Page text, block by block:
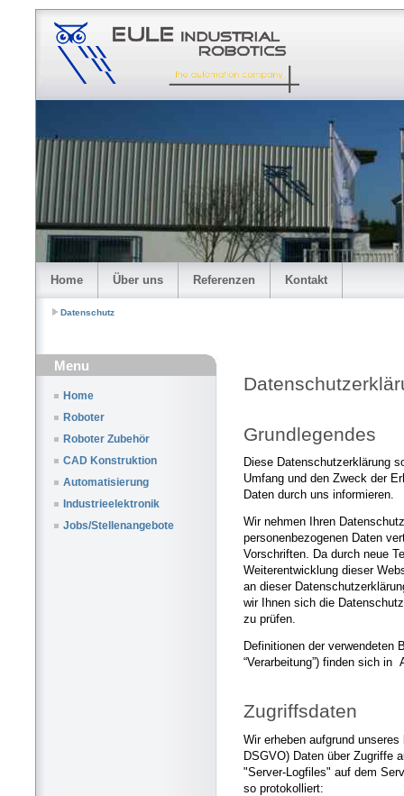
Home Über uns Referenzen Kontakt
Datenschutz
Menu
Home
Roboter
Roboter Zubehör
CAD Konstruktion
Automatisierung
Industrieelektronik
Jobs/Stellenangebote
Grundlegendes
Diese Datenschutzerklärung
Umfang und den Zweck der
Daten durch uns informieren.
Wir nehmen Ihren
personenbezogenen Daten
Vorschriften. Da durch neue
Weiterentwicklung dieser
an dieser
wir Ihnen sich die
zu prüfen.
Definitionen der verwendeten
“Verarbeitung”) finden sich in
Zugriffsdaten
Wir erheben aufgrund
DSGVO) Daten über Zugriffe
"Server-Logfiles" auf dem
so protokolliert: